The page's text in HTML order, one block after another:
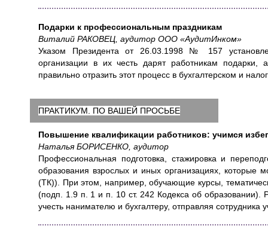
Подарки к профессиональным праздникам
Виталий РАКОВЕЦ, аудитор ООО «АудитИнком»
Указом Президента от 26.03.1998 № 157
организации в их честь дарят работникам
правильно отразить этот процесс в бухгалтерском и
ПРАКТИКУМ. ПО ВАШЕЙ ПРОСЬБЕ
Повышение квалификации работников: учимся
Наталья БОРИСЕНКО, аудитор
Профессиональная подготовка, стажировка и
образования взрослых и иных организациях, которые
(ТК)). При этом, например, обучающие курсы,
(подп. 1.9 п. 1 и п. 10 ст. 242 Кодекса об
учесть нанимателю и бухгалтеру, отправляя сотрудника